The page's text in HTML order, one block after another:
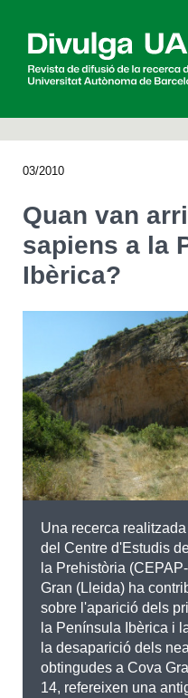
Agenda
English
CERCAR
03/2010
Quan van
sapiens a la
Ibèrica?
Una recerca
del Centre d'Estudis
la Prehistòria
Gran (Lleida) ha
sobre l'aparició dels
la Península Ibèrica i
la desaparició dels
obtingudes a Cova
14, refereixen una